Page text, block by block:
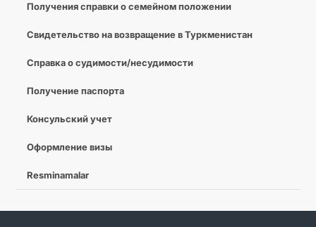
Получения справки о семейном положении
Свидетельство на возвращение в Туркменистан
Справка о судимости/несудимости
Получение паспорта
Консульский учет
Оформление визы
Resminamalar